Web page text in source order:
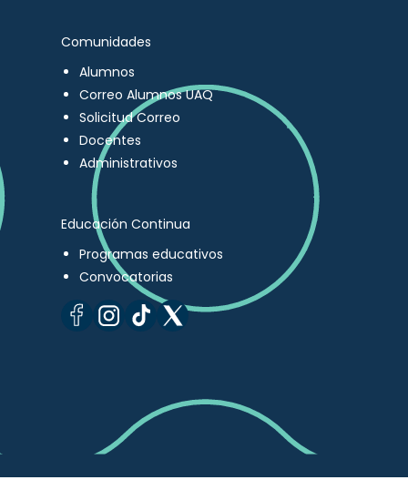
Comunidades
Alumnos
Correo Alumnos UAQ
Solicitud Correo
Docentes
Administrativos
Educación Continua
Programas educativos
Convocatorias